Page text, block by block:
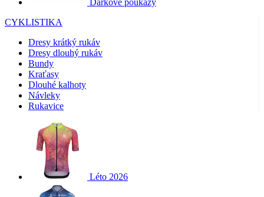
Dárkové poukazy
CYKLISTIKA
Dresy krátký rukáv
Dresy dlouhý rukáv
Bundy
Kraťasy
Dlouhé kalhoty
Návleky
Rukavice
Léto 2026